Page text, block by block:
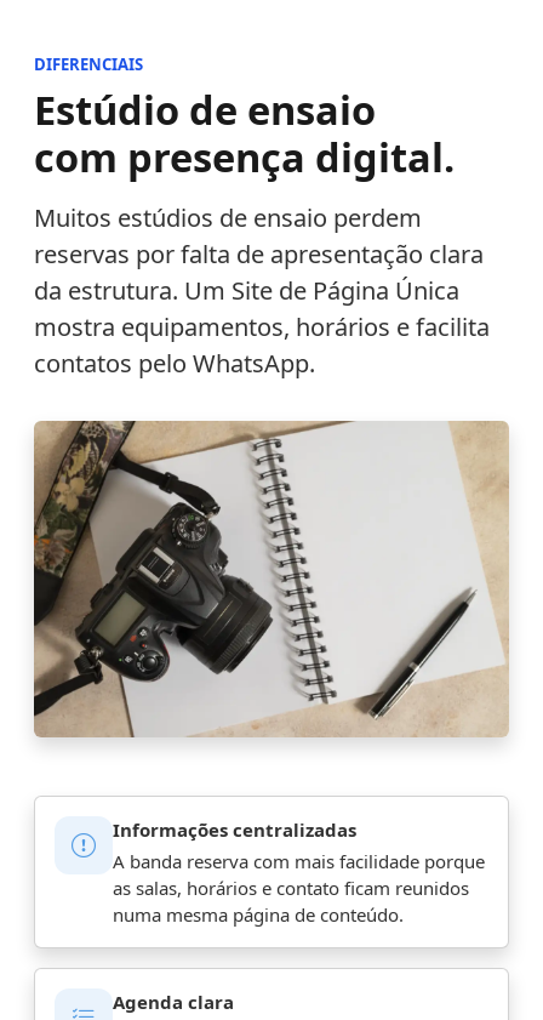
DIFERENCIAIS
Estúdio de ensaio
com presença digital.
Muitos estúdios de ensaio perdem
reservas por falta de apresentação clara
da estrutura. Um Site de Página Única
mostra equipamentos, horários e facilita
contatos pelo WhatsApp.
Informações centralizadas
A banda reserva com mais facilidade porque
as salas, horários e contato ficam reunidos
numa mesma página de conteúdo.
Agenda clara